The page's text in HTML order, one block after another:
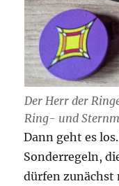
Der Herr der
Ring- und
Dann geht es
Sonderregeln,
dürfen